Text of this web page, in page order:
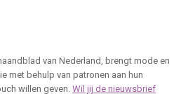
van Nederland, brengt mode en
met behulp van patronen aan hun
willen geven. Wil jij de nieuwsbrief